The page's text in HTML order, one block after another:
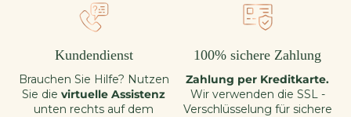
Kundendienst
Brauchen Sie Hilfe? Nutzen
Sie die virtuelle Assistenz
unten rechts auf dem
100% sichere Zahlung
Zahlung per Kreditkarte.
Wir verwenden die SSL -
Verschlüsselung für sichere